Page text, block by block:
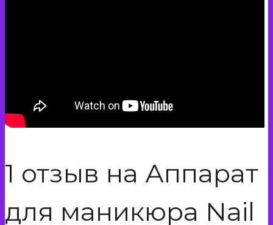
1 отзыв на Аппарат
для маникюра Nail